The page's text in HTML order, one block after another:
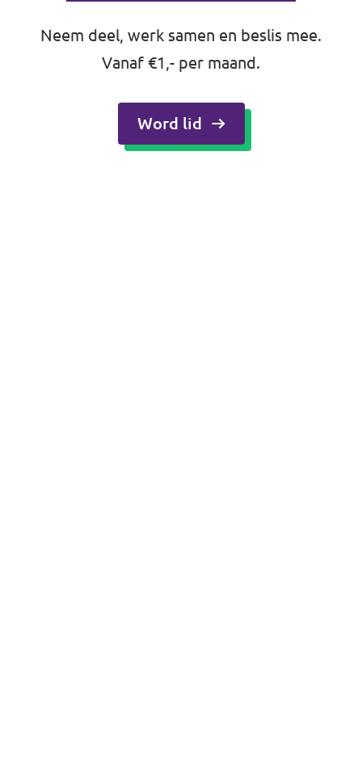
Neem deel, werk samen en beslis mee.
Vanaf €1,- per maand.
Word lid